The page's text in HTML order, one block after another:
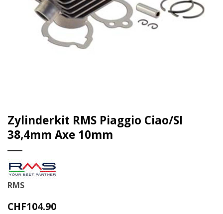
Zylinderkit RMS Piaggio Ciao/SI
38,4mm Axe 10mm
RMS
CHF104.90